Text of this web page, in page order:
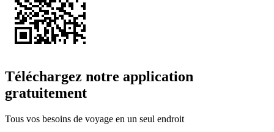
Téléchargez notre application
gratuitement
Tous vos besoins de voyage en un seul endroit